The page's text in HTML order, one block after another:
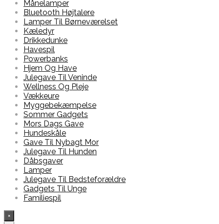
Månelamper
Bluetooth Højtalere
Lamper Til Børneværelset
Kæledyr
Drikkedunke
Havespil
Powerbanks
Hjem Og Have
Julegave Til Veninde
Wellness Og Pleje
Vækkeure
Myggebekæmpelse
Sommer Gadgets
Mors Dags Gave
Hundeskåle
Gave Til Nybagt Mor
Julegave Til Hunden
Dåbsgaver
Lamper
Julegave Til Bedsteforældre
Gadgets Til Unge
Familiespil
×